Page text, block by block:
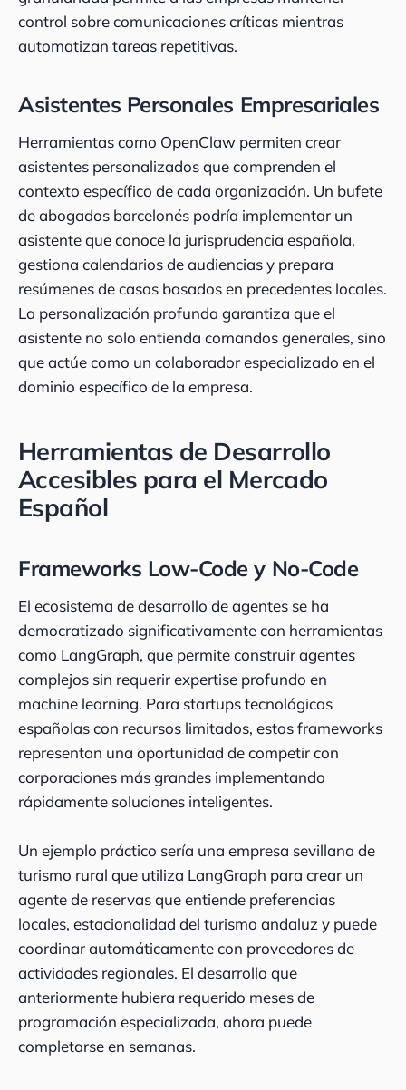
control sobre comunicaciones críticas mientras
automatizan tareas repetitivas.
Asistentes Personales Empresariales
Herramientas como OpenClaw permiten crear
asistentes personalizados que comprenden el
contexto específico de cada organización. Un bufete
de abogados barcelonés podría implementar un
asistente que conoce la jurisprudencia española,
gestiona calendarios de audiencias y prepara
resúmenes de casos basados en precedentes locales.
La personalización profunda garantiza que el
asistente no solo entienda comandos generales, sino
que actúe como un colaborador especializado en el
dominio específico de la empresa.
Herramientas de Desarrollo
Accesibles para el Mercado
Español
Frameworks Low-Code y No-Code
El ecosistema de desarrollo de agentes se ha
democratizado significativamente con herramientas
como LangGraph, que permite construir agentes
complejos sin requerir expertise profundo en
machine learning. Para startups tecnológicas
españolas con recursos limitados, estos frameworks
representan una oportunidad de competir con
corporaciones más grandes implementando
rápidamente soluciones inteligentes.
Un ejemplo práctico sería una empresa sevillana de
turismo rural que utiliza LangGraph para crear un
agente de reservas que entiende preferencias
locales, estacionalidad del turismo andaluz y puede
coordinar automáticamente con proveedores de
actividades regionales. El desarrollo que
anteriormente hubiera requerido meses de
programación especializada, ahora puede
completarse en semanas.